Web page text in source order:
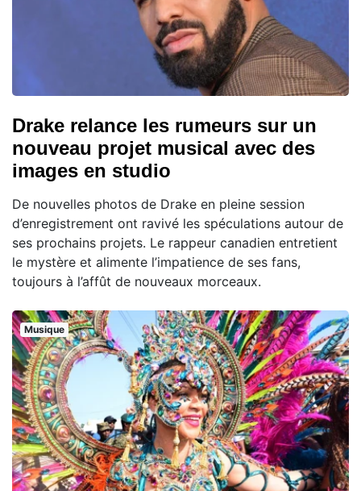
Drake relance les rumeurs sur un
nouveau projet musical avec des
images en studio
De nouvelles photos de Drake en pleine session
d’enregistrement ont ravivé les spéculations autour de
ses prochains projets. Le rappeur canadien entretient
le mystère et alimente l’impatience de ses fans,
toujours à l’affût de nouveaux morceaux.
Musique